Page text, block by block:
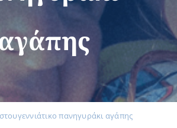
πανηγυράκι αγάπης